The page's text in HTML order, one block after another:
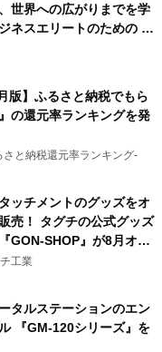
世界への広がりまでを学
ネスエリートのための 教
麦』2026年8月25日
版】ふるさと納税でもら
の還元率ランキングを発
さと納税還元率ランキング-
ッチメントのグッズをオ
売！ タグチの公式グッズ
GON-SHOP』が8月オー
工業
タルステーションのエン
『GM-120シリーズ』を